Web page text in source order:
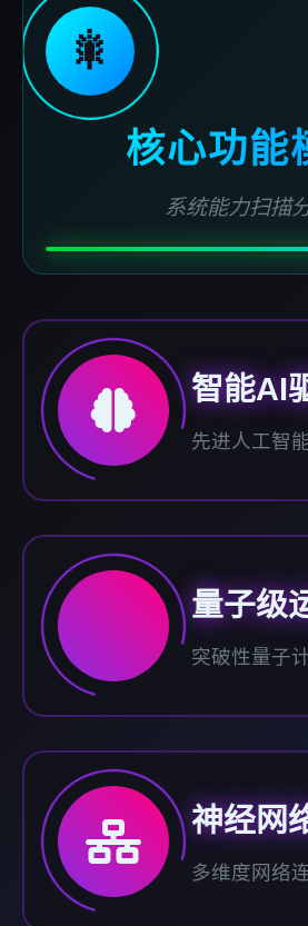
🎇
核心功能
系统能力扫描
智能AI
先进人工智
量子级
突破性量子
神经网
多维度网络